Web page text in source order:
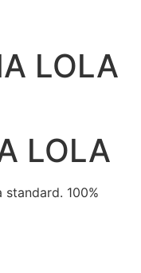
LOLA
LOLA
100%